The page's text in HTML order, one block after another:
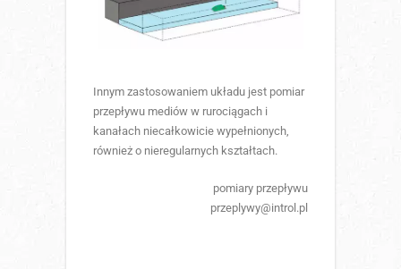
Innym zastosowaniem układu jest pomiar
przepływu mediów w rurociągach i
kanałach niecałkowicie wypełnionych,
również o nieregularnych kształtach.
pomiary przepływu
przeplywy@introl.pl